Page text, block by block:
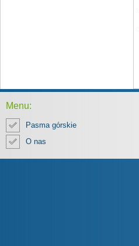
Menu:
Pasma górskie
O nas